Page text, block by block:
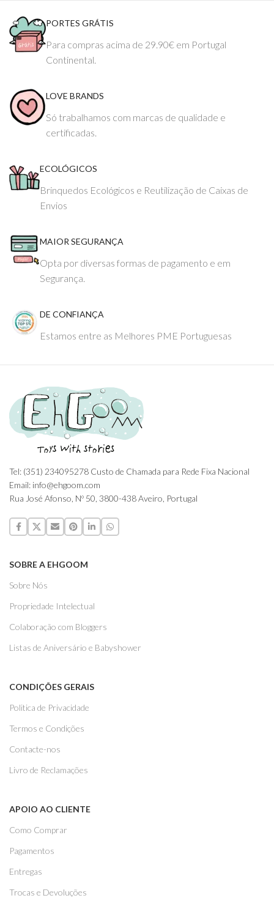
PORTES GRÁTIS
Para compras acima de 29.90€ em Portugal
Continental.
LOVE BRANDS
Só trabalhamos com marcas de qualidade e
certificadas.
ECOLÓGICOS
Brinquedos Ecológicos e Reutilização de Caixas de
Envios
MAIOR SEGURANÇA
Opta por diversas formas de pagamento e em
Segurança.
DE CONFIANÇA
Estamos entre as Melhores PME Portuguesas
Tel: (351) 234095278 Custo de Chamada para Rede Fixa Nacional
Email: info@ehgoom.com
Rua José Afonso, Nº 50, 3800-438 Aveiro, Portugal
SOBRE A EHGOOM
Sobre Nós
Propriedade Intelectual
Colaboração com Bloggers
Listas de Aniversário e Babyshower
CONDIÇÕES GERAIS
Politica de Privacidade
Termos e Condições
Contacte-nos
Livro de Reclamações
APOIO AO CLIENTE
Como Comprar
Pagamentos
Entregas
Trocas e Devoluções